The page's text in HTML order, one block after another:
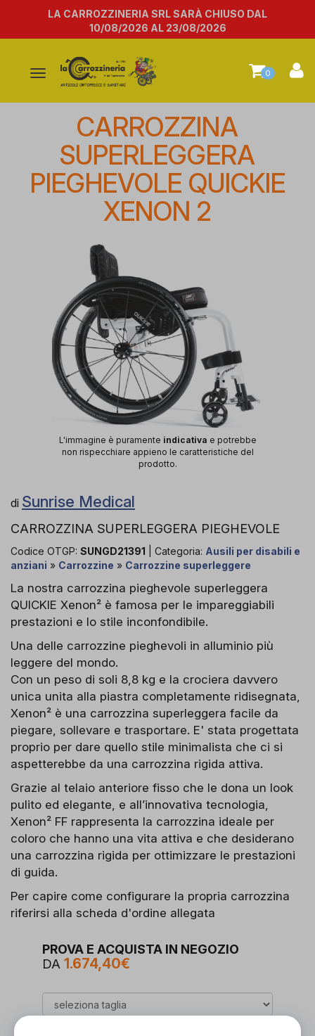
LA CARROZZINERIA SRL SARÀ CHIUSO DAL
10/08/2026 AL 23/08/2026
Attiva/disattiva
navigazione
0
CARROZZINA
SUPERLEGGERA
PIEGHEVOLE QUICKIE
XENON 2
L'immagine è puramente indicativa e potrebbe
non rispecchiare appieno le caratteristiche del
prodotto.
di Sunrise Medical
CARROZZINA SUPERLEGGERA PIEGHEVOLE
Codice OTGP: SUNGD21391 | Categoria: Ausili per disabili e
anziani » Carrozzine » Carrozzine superleggere
La nostra carrozzina pieghevole superleggera
QUICKIE Xenon² è famosa per le impareggiabili
prestazioni e lo stile inconfondibile.
Una delle carrozzine pieghevoli in alluminio più
leggere del mondo.
Con un peso di soli 8,8 kg e la crociera davvero
unica unita alla piastra completamente ridisegnata,
Xenon² è una carrozzina superleggera facile da
piegare, sollevare e trasportare. E' stata progettata
proprio per dare quello stile minimalista che ci si
aspetterebbe da una carrozzina rigida attiva.
Grazie al telaio anteriore fisso che le dona un look
pulito ed elegante, e all’innovativa tecnologia,
Xenon² FF rappresenta la carrozzina ideale per
coloro che hanno una vita attiva e che desiderano
una carrozzina rigida per ottimizzare le prestazioni
di guida.
Per capire come configurare la propria carrozzina
riferirsi alla scheda d'ordine allegata
PROVA E ACQUISTA IN NEGOZIO
DA 1.674,40€